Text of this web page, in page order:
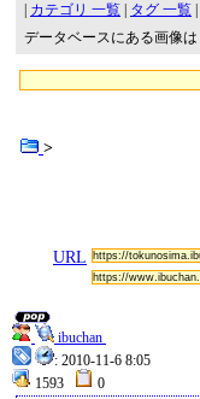
カテゴリ 一覧 タグ 一覧
データベースにある画像は
>
URL
ibuchan
: 2010-11-6 8:05
1593
0